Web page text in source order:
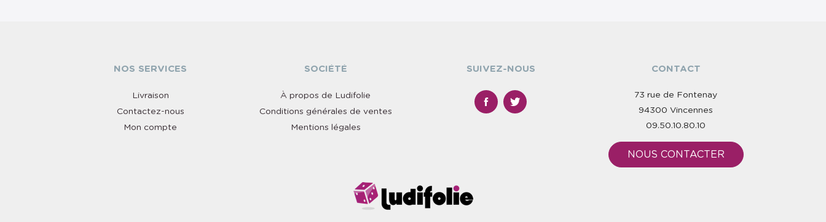
NOS SERVICES
Livraison
Contactez-nous
Mon compte
SOCIÉTÉ
À propos de Ludifolie
Conditions générales de ventes
Mentions légales
SUIVEZ-NOUS CONTACT
73 rue de Fontenay
94300 Vincennes
09.50.10.80.10
NOUS CONTACTER